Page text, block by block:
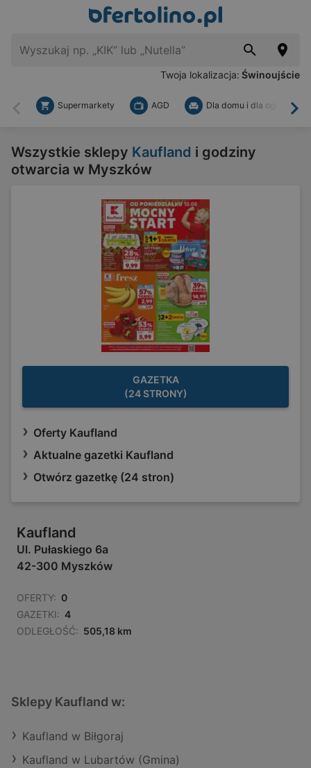
Twoja lokalizacja: Świnoujście
Wstecz
Supermarkety AGD Dla domu i dla ogrodu
Wszystkie sklepy Kaufland i godziny
otwarcia w Myszków
GAZETKA
(24 STRONY)
Oferty Kaufland
Aktualne gazetki Kaufland
Otwórz gazetkę (24 stron)
Kaufland
Ul. Pułaskiego 6a
42-300 Myszków
OFERTY: 0
GAZETKI: 4
ODLEGŁOŚĆ: 505,18 km
Sklepy Kaufland w:
Kaufland w Biłgoraj
Kaufland w Lubartów (Gmina)